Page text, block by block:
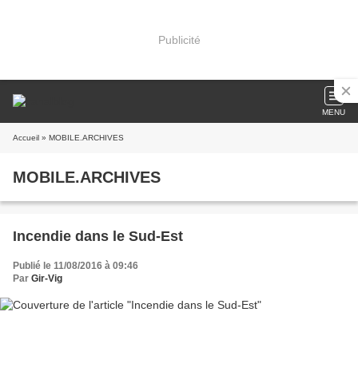
Publicité
MENU
Accueil » MOBILE.ARCHIVES
MOBILE.ARCHIVES
Incendie dans le Sud-Est
Publié le 11/08/2016 à 09:46
Par Gir-Vig